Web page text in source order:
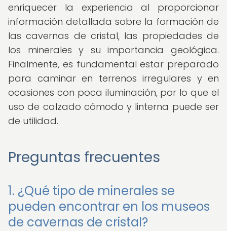
enriquecer la experiencia al proporcionar
información detallada sobre la formación de
las cavernas de cristal, las propiedades de
los minerales y su importancia geológica.
Finalmente, es fundamental estar preparado
para caminar en terrenos irregulares y en
ocasiones con poca iluminación, por lo que el
uso de calzado cómodo y linterna puede ser
de utilidad.
Preguntas frecuentes
1. ¿Qué tipo de minerales se
pueden encontrar en los museos
de cavernas de cristal?